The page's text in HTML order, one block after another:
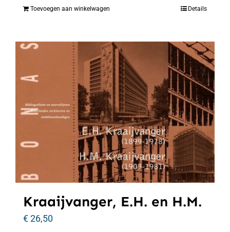
Toevoegen aan winkelwagen Details
Kraaijvanger, E.H. en H.M.
€26,50